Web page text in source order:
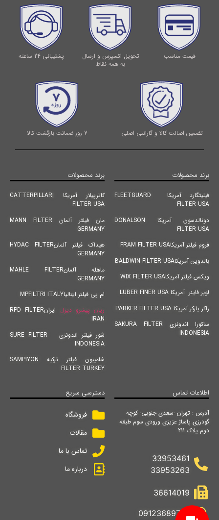
قیمت مناسب
تحویل اکسپرس و ارسال
به همه نقاط
پشتیبانی 24 ساعته
تضمین اصالت کالا و گارانتی اصلی 7 روز ضمانت بازگشت کالا
برند محصولات
فیلیتگارد آمریکا FLEETGUARD
FILTER USA
دونالدسون آمریکا DONALSON
FILTER USA
فروم فیلتر آمریکاFRAM FILTER USA
بالدوین آمریکاBALDWIN FILTER USA
ویکس فیلتر آمریکاWIX FILTER USA
لوبر فاینر آمریکا LUBER FINER USA
راکر پارکر آمریکا PARKER FILTER USA
ساکورا اندونزی SAKURA FILTER
INDONESIA
برند محصولات
کاترپیلار آمریکا |CATTERPILLAR
FILTER USA
مان فیلتر آلمان MANN FILTER
GERMANY
هیداک فیلتر آلمانHYDAC FILTER
GERMANY
ماهله آلمانMAHLE FILTER
GERMANY
ام پی فیلتر ایتالیاMPFILTRI ITALY
ریان پیشرو دیزل
ایرانRPD FILTER
IRAN
شور فیلتر اندونزی SURE FILTER
INDONESIA
شامپیون فیلتر ترکیه SAMPIYON
FILTER TURKEY
اطلاعات تماس
آدرس : تهران -سعدی جنوبی- کوچه
گودرزی پاساژ عزیزی ورودی سوم طبقه
دوم پلاک 211
33953461
33953263
36614019
09123689742
دسترسی سریع
فروشگاه
مقالات
تماس با ما
درباره ما